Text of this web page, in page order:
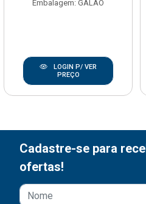
Embalagem: GALAO
LOGIN P/ VER
PREÇO
Cadastre-se para
ofertas!